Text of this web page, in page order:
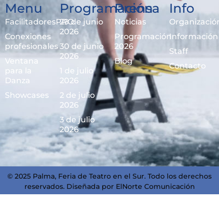
Menu
FacilitadoresPRO
Conexiones
profesionales
Ventana
para la
Danza
Showcases
Programación
29 de junio
2026
30 de junio
2026
1 de julio
2026
2 de julio
2026
3 de julio
2026
Prensa
Noticias
Programación
2026
Blog
Info
Información
Staff
Contacto
© 2025 Palma, Feria de Teatro en el Sur. Todo los derechos
reservados. Diseñada por ElNorte Comunicación